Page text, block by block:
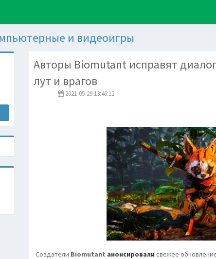
и видеоигры
Авторы Biomutant исправят
лут и врагов
2021-05-29 13:46:12
Создатели Biomutant анонсировали свежее